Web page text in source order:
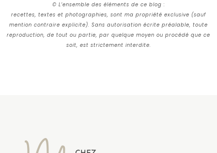
© L’ensemble des éléments de ce blog :
recettes, textes et photographies, sont ma propriété exclusive (sauf
mention contraire explicite). Sans autorisation écrite préalable, toute
reproduction, de tout ou partie, par quelque moyen ou procédé que ce
soit, est strictement interdite.